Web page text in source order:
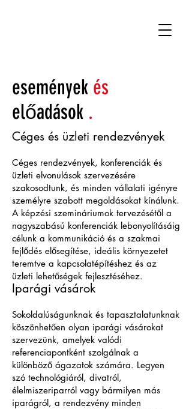
események és
előadások .
Céges és üzleti rendezvények
Céges rendezvények, konferenciák és
üzleti elvonulások szervezésére
szakosodtunk, és minden vállalati igényre
személyre szabott megoldásokat kínálunk.
A képzési szemináriumok tervezésétől a
nagyszabású konferenciák lebonyolításáig
célunk a kommunikáció és a szakmai
fejlődés elősegítése, ideális környezetet
teremtve a kapcsolatépítéshez és az
üzleti lehetőségek fejlesztéséhez.
Iparági vásárok
Sokoldalúságunknak és tapasztalatunknak
köszönhetően olyan iparági vásárokat
szervezünk, amelyek valódi
referenciapontként szolgálnak a
különböző ágazatok számára. Legyen
szó technológiáról, divatról,
élelmiszeriparról vagy bármilyen más
iparágról, a rendezvény minden